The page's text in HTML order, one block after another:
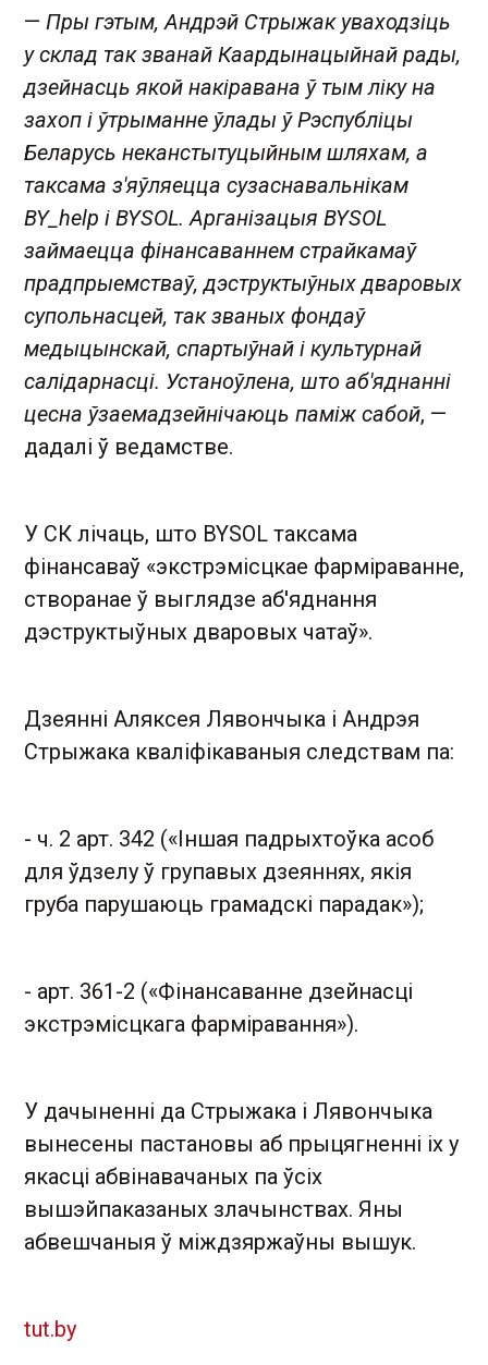
— Пры гэтым, Андрэй Стрыжак уваходзіць
у склад так званай Каардынацыйнай рады,
дзейнасць якой накіравана ў тым ліку на
захоп і ўтрыманне ўлады ў Рэспубліцы
Беларусь неканстытуцыйным шляхам, а
таксама з'яўляецца сузаснавальнікам
BY_help і BYSOL. Арганізацыя BYSOL
займаецца фінансаваннем страйкамаў
прадпрыемстваў, дэструктыўных дваровых
супольнасцей, так званых фондаў
медыцынскай, спартыўнай і культурнай
салідарнасці. Устаноўлена, што аб'яднанні
цесна ўзаемадзейнічаюць паміж сабой, —
дадалі ў ведамстве.
У СК лічаць, што BYSOL таксама
фінансаваў «экстрэмісцкае фарміраванне,
створанае ў выглядзе аб'яднання
дэструктыўных дваровых чатаў».
Дзеянні Аляксея Лявончыка і Андрэя
Стрыжака кваліфікаваныя следствам па:
- ч. 2 арт. 342 («Іншая падрыхтоўка асоб
для ўдзелу ў групавых дзеяннях, якія
груба парушаюць грамадскі парадак»);
- арт. 361-2 («Фінансаванне дзейнасці
экстрэмісцкага фармiравання»).
У дачыненні да Стрыжака і Лявончыка
вынесены пастановы аб прыцягненні іх у
якасці абвінавачаных па ўсіх
вышэйпаказаных злачынствах. Яны
абвешчаныя ў міждзяржаўны вышук.
tut.by